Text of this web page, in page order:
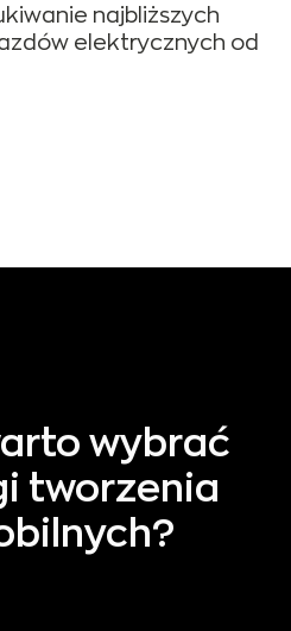
najbliższych
elektrycznych od
wybrać
tworzenia